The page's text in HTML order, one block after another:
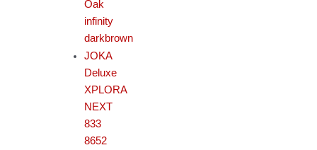
Oak
infinity
darkbrown
JOKA
Deluxe
XPLORA
NEXT
833
8652